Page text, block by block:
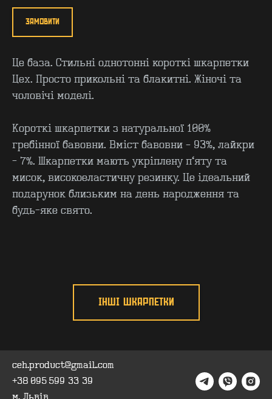
ЗАМОВИТИ
Це база. Стильні однотонні короткі шкарпетки
Цех. Просто прикольні та блакитні. Жіночі та
чоловічі моделі.
Короткі шкарпетки з натуральної 100%
гребінної бавовни. Вміст бавовни – 93%, лайкри
- 7%. Шкарпетки мають укріплену п’яту та
мисок, високоеластичну резинку. Це ідеальний
подарунок близьким на день народження та
будь-яке свято.
ІНШІ ШКАРПЕТКИ
ceh.product@gmail.com
+38 095 599 33 39
ВИРОБНИЦТВО - B2B
F.A.Q